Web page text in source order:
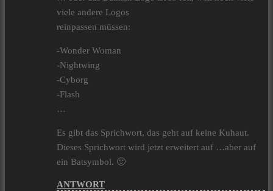
viele andere Logos
reinpassen müssen:
-Wonder Woman
-Nightwing
-Cyborg
-Flash
…
Es gibt das Sprichwort, das geht auf keine Kuhaut.
Dieses Sprichwort wird jetzt erweitert auf …aber auf
ein Batsymbol. 🙂
ANTWORT